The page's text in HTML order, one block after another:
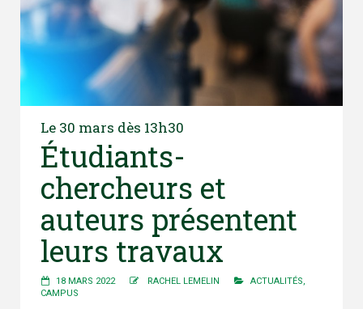
Le 30 mars dès 13h30
Étudiants-
chercheurs et
auteurs présentent
leurs travaux
18 MARS 2022 RACHEL LEMELIN ACTUALITÉS
CAMPUS